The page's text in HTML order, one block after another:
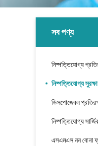
সব পণ্য
নিষ্পত্তিযোগ্য
নিষ্পত্তিযোগ্য
ডিসপোজেবল
নিষ্পত্তিযোগ্য
এসএমএস নন বোনা